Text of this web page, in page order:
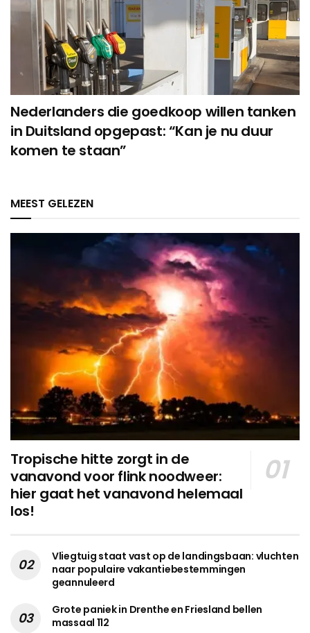
Nederlanders die goedkoop willen tanken
in Duitsland opgepast: “Kan je nu duur
komen te staan”
MEEST GELEZEN
Tropische hitte zorgt in de
vanavond voor flink noodweer:
hier gaat het vanavond helemaal
los!
Vliegtuig staat vast op de landingsbaan: vluchten
naar populaire vakantiebestemmingen
geannuleerd
Grote paniek in Drenthe en Friesland bellen
massaal 112